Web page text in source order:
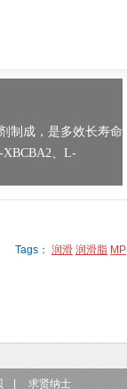
制成，是多效长寿命
XBCBA2、L-
Tags： 润滑 润滑脂 MP
求贤纳士